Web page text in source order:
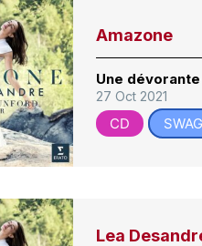
Amazone
Une
27 Oct 2021
CD SWAG
Lea